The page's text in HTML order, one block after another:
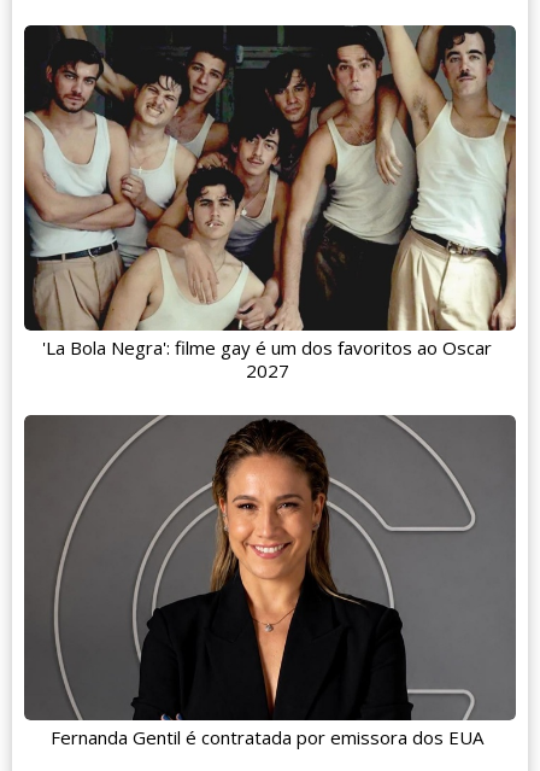
'La Bola Negra': filme gay é um dos favoritos ao Oscar
2027
Fernanda Gentil é contratada por emissora dos EUA